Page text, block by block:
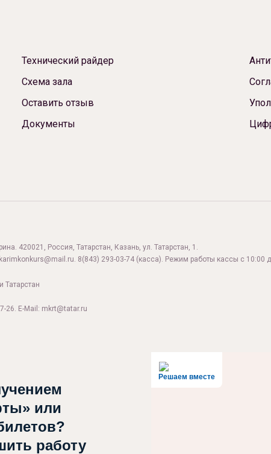
Технический райдер
Схема зала
Оставить отзыв
Документы
420021, Россия, Татарстан, Казань, ул. Татарстан, 1.
karimkonkurs@mail.ru. 8(843) 293-03-74 (касса). Режим работы кассы с 10:00
Татарстан
26. E-Mail: mkrt@tatar.ru
Решаем вместе
или
работу